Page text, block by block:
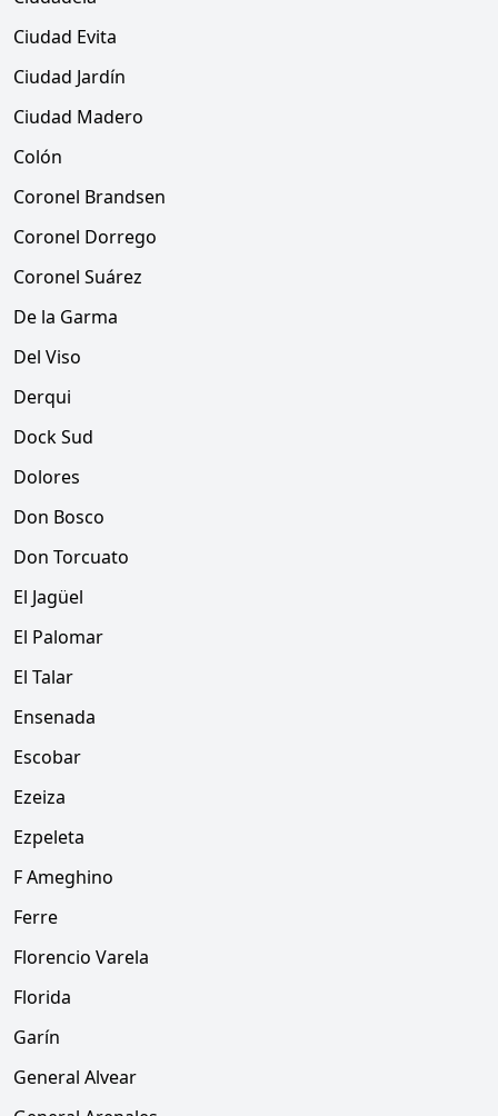
Ciudad Evita
Ciudad Jardín
Ciudad Madero
Colón
Coronel Brandsen
Coronel Dorrego
Coronel Suárez
De la Garma
Del Viso
Derqui
Dock Sud
Dolores
Don Bosco
Don Torcuato
El Jagüel
El Palomar
El Talar
Ensenada
Escobar
Ezeiza
Ezpeleta
F Ameghino
Ferre
Florencio Varela
Florida
Garín
General Alvear